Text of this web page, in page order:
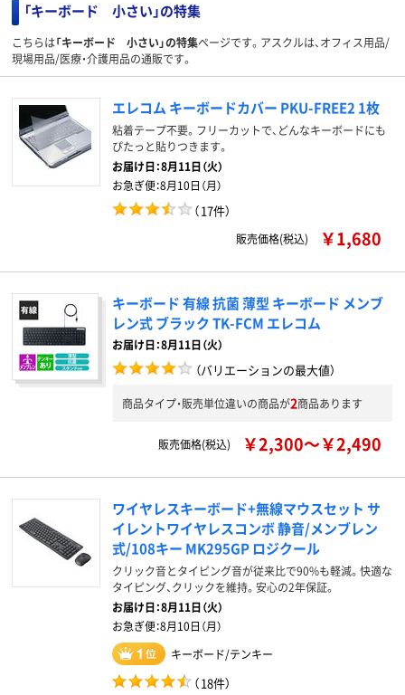
「キーボード 小さい」の特集
こちらは「キーボード 小さい」の特集ページです。アスクルは、オフィス用品/
現場用品/医療・介護用品の通販です。
エレコム キーボードカバー PKU-FREE2 1枚
粘着テープ不要。フリーカットで、どんなキーボードにも
ぴたっと貼りつきます。
お届け日：8月11日（火）
お急ぎ便：8月10日（月）
（17件）
販売価格(税込) ￥1,680
キーボード 有線 抗菌 薄型 キーボード メンブ
レン式 ブラック TK-FCM エレコム
お届け日：8月11日（火）
（バリエーションの最大値）
商品タイプ・販売単位違いの商品が2商品あります
販売価格(税込) ￥2,300～￥2,490
ワイヤレスキーボード+無線マウスセット サ
イレントワイヤレスコンボ 静音/メンブレン
式/108キー MK295GP ロジクール
クリック音とタイピング音が従来比で90%も軽減。快適な
タイピング、クリックを維持。安心の2年保証。
お届け日：8月11日（火）
お急ぎ便：8月10日（月）
キーボード/テンキー
（18件）